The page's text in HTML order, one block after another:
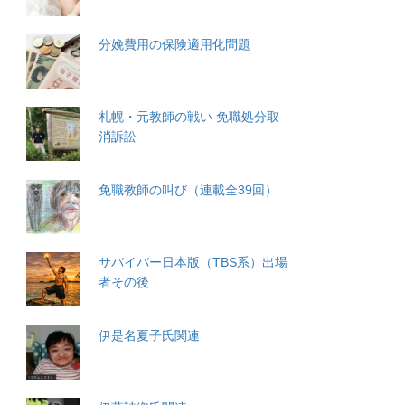
分娩費用の保険適用化問題
札幌・元教師の戦い 免職処分取
消訴訟
免職教師の叫び（連載全39回）
サバイバー日本版（TBS系）出場
者その後
伊是名夏子氏関連